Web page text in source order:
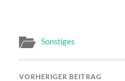
Sonstiges
VORHERIGER BEITRAG